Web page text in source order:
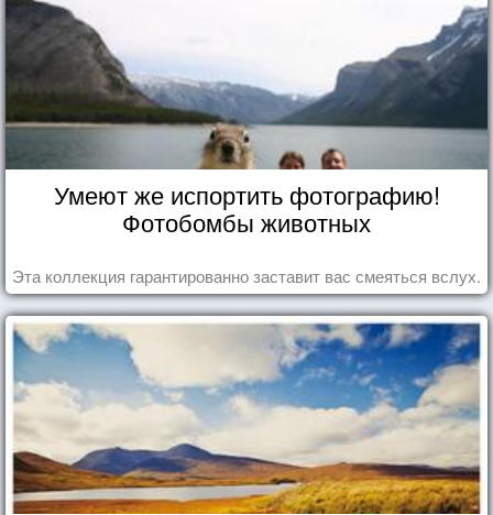
Умеют же испортить фотографию!
Фотобомбы животных
Эта коллекция гарантированно заставит вас смеяться вслух.